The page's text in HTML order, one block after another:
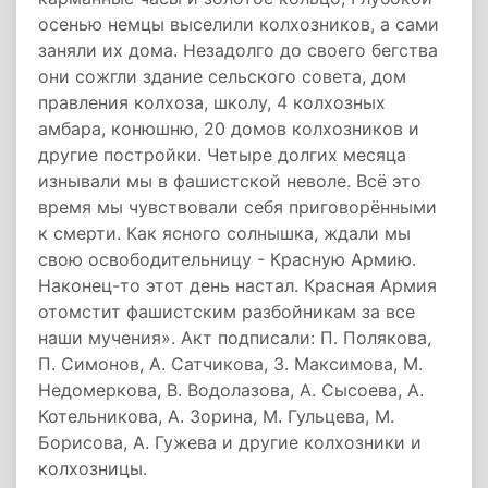
осенью немцы выселили колхозников, а сами
заняли их дома. Незадолго до своего бегства
они сожгли здание сельского совета, дом
правления колхоза, школу, 4 колхозных
амбара, конюшню, 20 домов колхозников и
другие постройки. Четыре долгих месяца
изнывали мы в фашистской неволе. Всё это
время мы чувствовали себя приговорёнными
к смерти. Как ясного солнышка, ждали мы
свою освободительницу - Красную Армию.
Наконец-то этот день настал. Красная Армия
отомстит фашистским разбойникам за все
наши мучения». Акт подписали: П. Полякова,
П. Симонов, А. Сатчикова, З. Максимова, М.
Недомеркова, В. Водолазова, А. Сысоева, А.
Котельникова, А. Зорина, М. Гульцева, М.
Борисова, А. Гужева и другие колхозники и
колхозницы.